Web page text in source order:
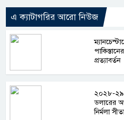
এ ক্যাটাগরির আরো নিউজ
প্রত্যাবর্তন
২০২৮-২৯
ডলারের
নির্মলা